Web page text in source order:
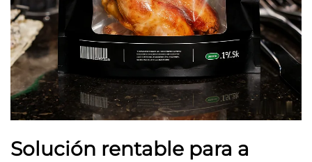
Solución rentable para a